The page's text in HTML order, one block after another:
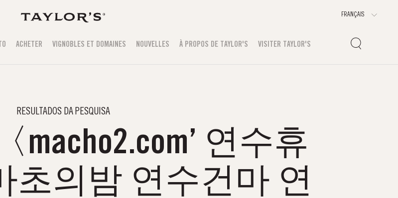
ACHETER VIGNOBLES ET DOMAINES NOUVELLES À PROPOS DE TAYLOR'S VISITER TAYLOR'S
RESULTADOS DA PESQUISA
연수휴
의밤 연수건마 연